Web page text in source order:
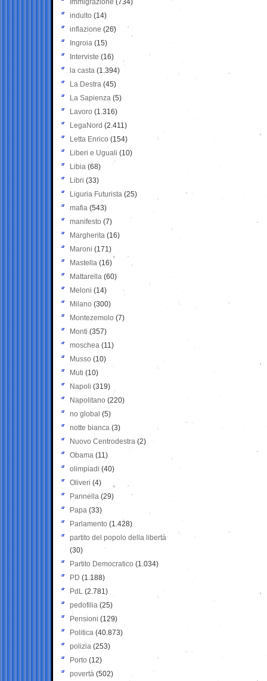
Immigrazione (734)
indulto (14)
inflazione (26)
Ingroia (15)
Interviste (16)
la casta (1.394)
La Destra (45)
La Sapienza (5)
Lavoro (1.316)
LegaNord (2.411)
Letta Enrico (154)
Liberi e Uguali (10)
Libia (68)
Libri (33)
Liguria Futurista (25)
mafia (543)
manifesto (7)
Margherita (16)
Maroni (171)
Mastella (16)
Mattarella (60)
Meloni (14)
Milano (300)
Montezemolo (7)
Monti (357)
moschea (11)
Musso (10)
Muti (10)
Napoli (319)
Napolitano (220)
no global (5)
notte bianca (3)
Nuovo Centrodestra (2)
Obama (11)
olimpiadi (40)
Oliveri (4)
Pannella (29)
Papa (33)
Parlamento (1.428)
partito del popolo della libertà
(30)
Partito Democratico (1.034)
PD (1.188)
PdL (2.781)
pedofilia (25)
Pensioni (129)
Politica (40.873)
polizia (253)
Porto (12)
povertà (502)